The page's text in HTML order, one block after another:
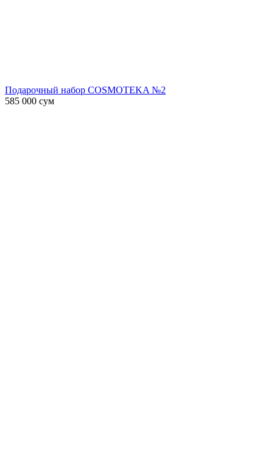
Подарочный набор COSMOTEKA №2
585 000 сум